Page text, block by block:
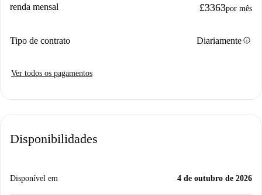
renda mensal £3363por mês
Tipo de contrato Diariamenteinfo
Ver todos os pagamentos
Disponibilidades
Disponível em 4 de outubro de 2026